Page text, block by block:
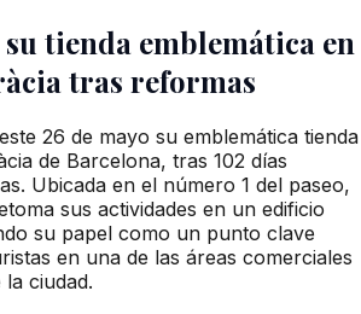
tienda emblemática en
tras reformas
26 de mayo su emblemática tienda
de Barcelona, tras 102 días
Ubicada en el número 1 del paseo,
sus actividades en un edificio
su papel como un punto clave
en una de las áreas comerciales
ciudad.